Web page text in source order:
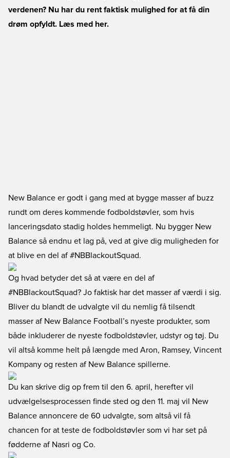
verdenen? Nu har du rent faktisk mulighed for at få din
drøm opfyldt. Læs med her.
New Balance er godt i gang med at bygge masser af buzz
rundt om deres kommende fodboldstøvler, som hvis
lanceringsdato stadig holdes hemmeligt. Nu bygger New
Balance så endnu et lag på, ved at give dig muligheden for
at blive en del af #NBBlackoutSquad.
Og hvad betyder det så at være en del af
#NBBlackoutSquad? Jo faktisk har det masser af værdi i sig.
Bliver du blandt de udvalgte vil du nemlig få tilsendt
masser af New Balance Football’s nyeste produkter, som
både inkluderer de nyeste fodboldstøvler, udstyr og tøj. Du
vil altså komme helt på længde med Aron, Ramsey, Vincent
Kompany og resten af New Balance spillerne.
Du kan skrive dig op frem til den 6. april, herefter vil
udvælgelsesprocessen finde sted og den 11. maj vil New
Balance annoncere de 60 udvalgte, som altså vil få
chancen for at teste de fodboldstøvler som vi har set på
fødderne af Nasri og Co.